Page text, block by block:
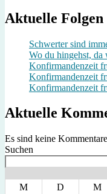
Aktuelle Folgen
Schwerter sind
Wo du hingehst,
Konfirmandenzeit
Konfirmandenzeit
Konfirmandenzeit
Aktuelle
Es sind keine
Suchen
M
D M